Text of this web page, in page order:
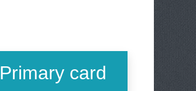
Primary card